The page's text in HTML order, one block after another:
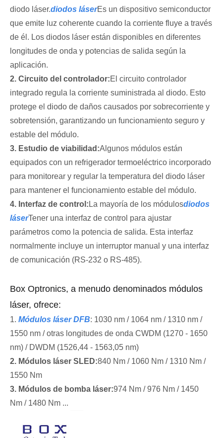
diodo láser.diodos láserEs un dispositivo semiconductor
que emite luz coherente cuando la corriente fluye a través
de él. Los diodos láser están disponibles en diferentes
longitudes de onda y potencias de salida según la
aplicación.
2. Circuito del controlador:El circuito controlador
integrado regula la corriente suministrada al diodo. Esto
protege el diodo de daños causados ​​por sobrecorriente y
sobretensión, garantizando un funcionamiento seguro y
estable del módulo.
3. Estudio de viabilidad:Algunos módulos están
equipados con un refrigerador termoeléctrico incorporado
para monitorear y regular la temperatura del diodo láser
para mantener el funcionamiento estable del módulo.
4. Interfaz de control: La mayoría de los módulosdiodos
láserTener una interfaz de control para ajustar
parámetros como la potencia de salida. Esta interfaz
normalmente incluye un interruptor manual y una interfaz
de comunicación (RS-232 o RS-485).
Box Optronics, a menudo denominados módulos
láser, ofrece:
1. Módulos láser DFB: 1030 nm / 1064 nm / 1310 nm /
1550 nm / otras longitudes de onda CWDM (1270 - 1650
nm) / DWDM (1526,44 - 1563,05 nm)
2. Módulos láser SLED:840 Nm / 1060 Nm / 1310 Nm /
1550 Nm
3. Módulos de bomba láser:974 Nm / 976 Nm / 1450
Nm / 1480 Nm ...